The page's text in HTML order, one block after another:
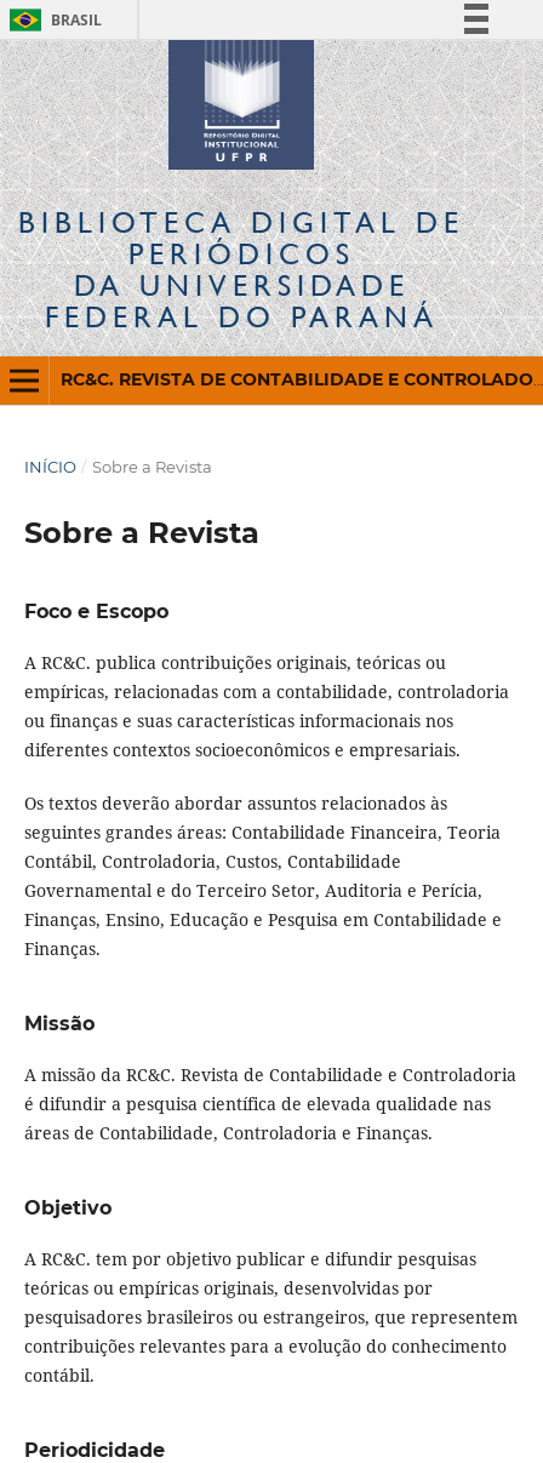
BRASIL
Simplifique!
Comunica BR
Participe
Acesso à informação
Legislação
Canais
BIBLIOTECA DIGITALDE
PERIÓDICOS
DA UNIVERSIDADE
FEDERAL DO PARANÁ
RC&C. REVISTA DE CONTABILIDADE E CONTROLADORIA
INÍCIO / Sobre a Revista
Sobre a Revista
Foco e Escopo
A RC&C. publica contribuições originais, teóricas ou
empíricas, relacionadas com a contabilidade, controladoria
ou finanças e suas características informacionais nos
diferentes contextos socioeconômicos e empresariais.
Os textos deverão abordar assuntos relacionados às
seguintes grandes áreas: Contabilidade Financeira, Teoria
Contábil, Controladoria, Custos, Contabilidade
Governamental e do Terceiro Setor, Auditoria e Perícia,
Finanças, Ensino, Educação e Pesquisa em Contabilidade e
Finanças.
Missão
A missão da RC&C. Revista de Contabilidade e Controladoria
é difundir a pesquisa científica de elevada qualidade nas
áreas de Contabilidade, Controladoria e Finanças.
Objetivo
A RC&C. tem por objetivo publicar e difundir pesquisas
teóricas ou empíricas originais, desenvolvidas por
pesquisadores brasileiros ou estrangeiros, que representem
contribuições relevantes para a evolução do conhecimento
contábil.
Periodicidade